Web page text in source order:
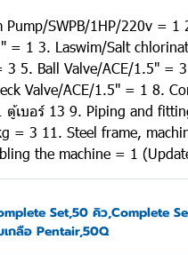
SWPB/1HP/220v = 1
= 1 3. Laswim/Salt
5. Ball Valve/ACE/1.5" =
Valve/ACE/1.5" = 1 8.
เบอร์ 13 9. Piping and
= 3 11. Steel frame,
the machine = 1
Set,50 คิว,Complete
เกลือ Pentair,50Q